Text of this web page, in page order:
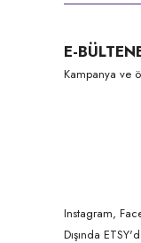
Ürün
Ürün
E-
Kampanya ve
Instagram,
Dışında